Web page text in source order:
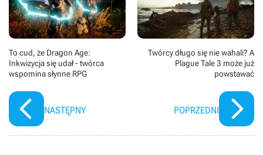
To cud, że Dragon Age:
Inkwizycja się udał - twórca
wspomina słynne RPG
NASTĘPNY
Twórcy długo się nie wahali? A
Plague Tale 3 może już
powstawać
POPRZEDNI